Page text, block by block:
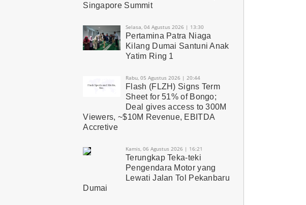
Singapore Summit
Selasa, 04 Agustus 2026 | 13:30
Pertamina Patra Niaga
Kilang Dumai Santuni Anak
Yatim Ring 1
Rabu, 05 Agustus 2026 | 20:44
Flash (FLZH) Signs Term
Sheet for 51% of Bongo;
Deal gives access to 300M
Viewers, ~$10M Revenue, EBITDA
Accretive
Kamis, 06 Agustus 2026 | 16:21
Terungkap Teka-teki
Pengendara Motor yang
Lewati Jalan Tol Pekanbaru
Dumai